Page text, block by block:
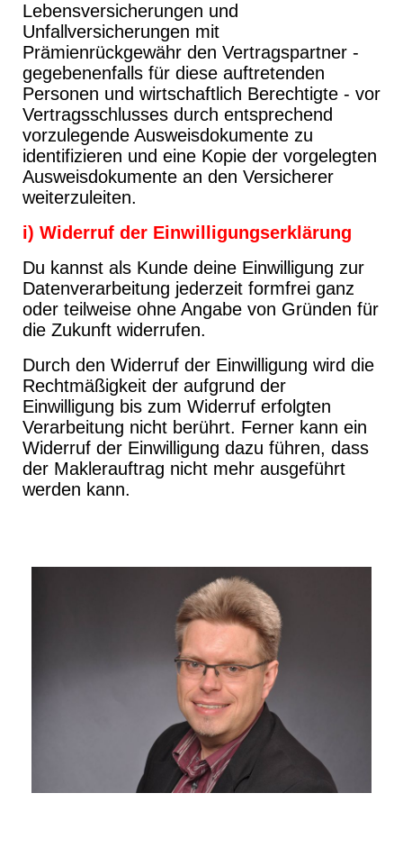
Lebensversicherungen und
Unfallversicherungen mit
Prämienrückgewähr den Vertragspartner -
gegebenenfalls für diese auftretenden
Personen und wirtschaftlich Berechtigte - vor
Vertragsschlusses durch entsprechend
vorzulegende Ausweisdokumente zu
identifizieren und eine Kopie der vorgelegten
Ausweisdokumente an den Versicherer
weiterzuleiten.
i) Widerruf der Einwilligungserklärung
Du kannst als Kunde deine Einwilligung zur
Datenverarbeitung jederzeit formfrei ganz
oder teilweise ohne Angabe von Gründen für
die Zukunft widerrufen.
Durch den Widerruf der Einwilligung wird die
Rechtmäßigkeit der aufgrund der
Einwilligung bis zum Widerruf erfolgten
Verarbeitung nicht berührt. Ferner kann ein
Widerruf der Einwilligung dazu führen, dass
der Maklerauftrag nicht mehr ausgeführt
werden kann.